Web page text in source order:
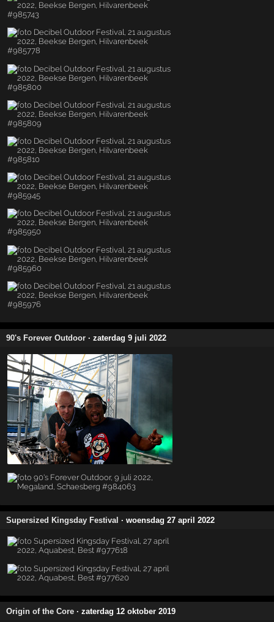
90's Forever Outdoor · zaterdag 9 juli 2022
Supersized Kingsday Festival · woensdag 27 april 2022
Origin of the Core · zaterdag 12 oktober 2019